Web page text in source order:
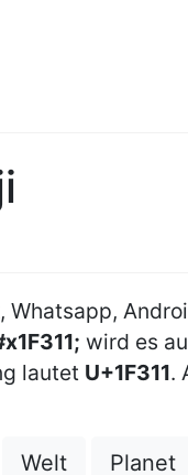
Whatsapp,
wird es
lautet U+1F311.
Welt Planet